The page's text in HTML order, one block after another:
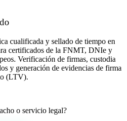
cualificada y sellado de tiempo en
certificados de la FNMT, DNIe y
Verificación de firmas, custodia
y generación de evidencias de firma
(LTV).
o servicio legal?